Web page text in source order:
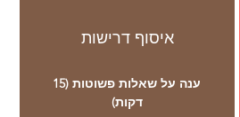
איסוף דרישות
ענה על שאלות פשוטות (15
דקות)